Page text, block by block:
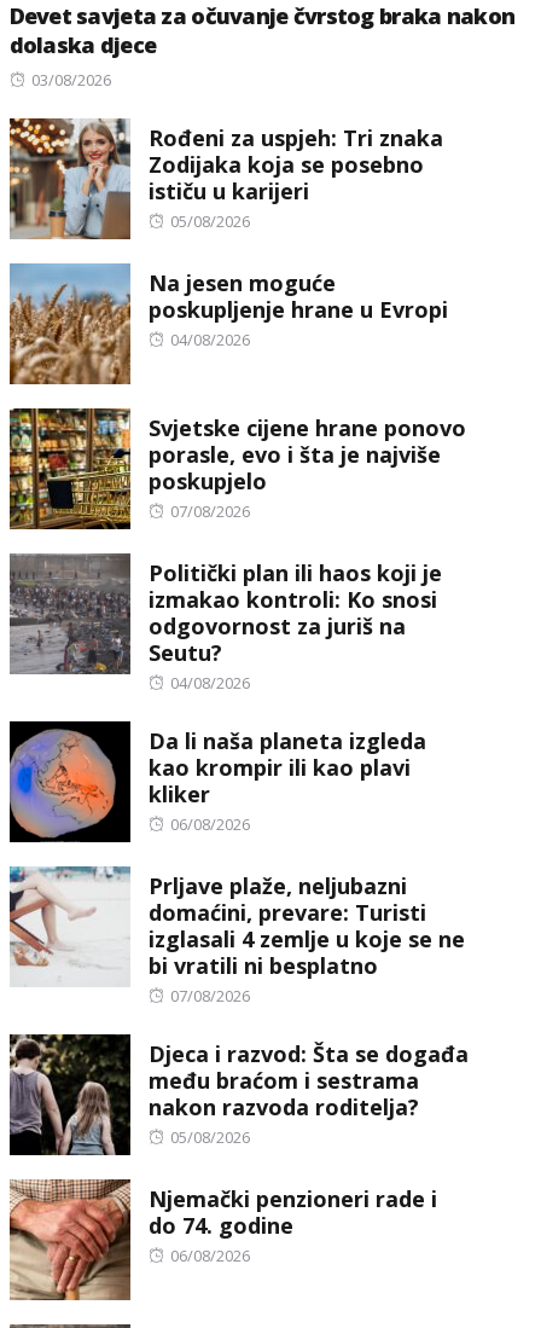
Devet savjeta za očuvanje čvrstog braka nakon
dolaska djece
Posted
03/08/2026
Rođeni za uspjeh: Tri znaka
Zodijaka koja se posebno
ističu u karijeri
Posted
05/08/2026
Na jesen moguće
poskupljenje hrane u Evropi
Posted
04/08/2026
Svjetske cijene hrane ponovo
porasle, evo i šta je najviše
poskupjelo
Posted
07/08/2026
Politički plan ili haos koji je
izmakao kontroli: Ko snosi
odgovornost za juriš na
Seutu?
Posted
04/08/2026
Da li naša planeta izgleda
kao krompir ili kao plavi
kliker
Posted
06/08/2026
Prljave plaže, neljubazni
domaćini, prevare: Turisti
izglasali 4 zemlje u koje se ne
bi vratili ni besplatno
Posted
07/08/2026
Djeca i razvod: Šta se događa
među braćom i sestrama
nakon razvoda roditelja?
Posted
05/08/2026
Njemački penzioneri rade i
do 74. godine
Posted
06/08/2026